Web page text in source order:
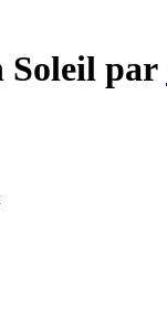
Soleil par